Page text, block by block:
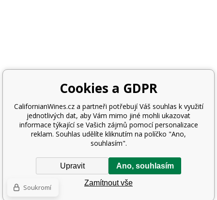
Cookies a GDPR
CalifornianWines.cz a partneři potřebují Váš souhlas k využití
jednotlivých dat, aby Vám mimo jiné mohli ukazovat
informace týkající se Vašich zájmů pomocí personalizace
reklam. Souhlas udělíte kliknutím na políčko "Ano,
souhlasím".
Zamítnout vše
Ano, souhlasím
Upravit
Soukromí